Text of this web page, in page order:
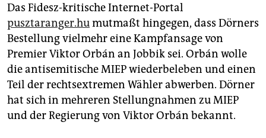
Das Fidesz-kritische Internet-Portal
pusztaranger.humutmaßt hingegen, dass Dörners
Bestellung vielmehr eine Kampfansage von
Premier Viktor Orbán an Jobbik sei. Orbán wolle
die antisemitische MIEP wiederbeleben und einen
Teil der rechtsextremen Wähler abwerben. Dörner
hat sich in mehreren Stellungnahmen zu MIEP
und der Regierung von Viktor Orbán bekannt.